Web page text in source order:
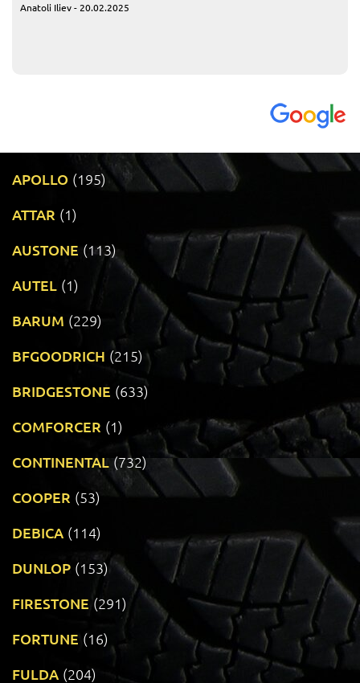
Anatoli Iliev - 20.02.2025
APOLLO (195)
ATTAR (1)
AUSTONE (113)
AUTEL (1)
BARUM (229)
BFGOODRICH (215)
BRIDGESTONE (633)
COMFORCER (1)
CONTINENTAL (732)
COOPER (53)
DEBICA (114)
DUNLOP (153)
FIRESTONE (291)
FORTUNE (16)
FULDA (204)